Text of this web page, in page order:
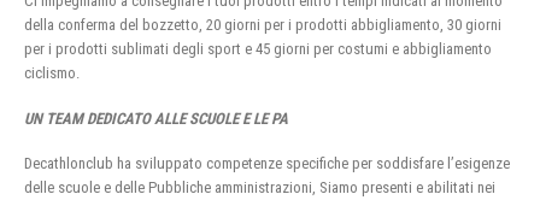
della conferma del bozzetto, 20 giorni per i prodotti abbigliamento, 30 giorni
per i prodotti sublimati degli sport e 45 giorni per costumi e abbigliamento
ciclismo.
UN TEAM DEDICATO ALLE SCUOLE E LE PA
Decathlonclub ha sviluppato competenze specifiche per soddisfare l’esigenze
delle scuole e delle Pubbliche amministrazioni, Siamo presenti e abilitati nei